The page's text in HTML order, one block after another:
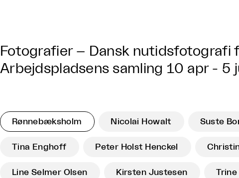
Fotografier – Dansk nutidsfotografi
Arbejdspladsens samling 10 apr - 5
Rønnebæksholm Nicolai Howalt Suste
Tina Enghoff Peter Holst Henckel
Line Selmer Olsen Kirsten Justesen